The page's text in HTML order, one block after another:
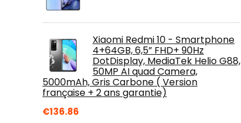
Xiaomi Redmi 10 - Smartphone
4+64GB, 6,5” FHD+ 90Hz
DotDisplay, MediaTek Helio G88,
50MP AI quad Camera,
5000mAh, Gris Carbone ( Version
française + 2 ans garantie)
€136.86